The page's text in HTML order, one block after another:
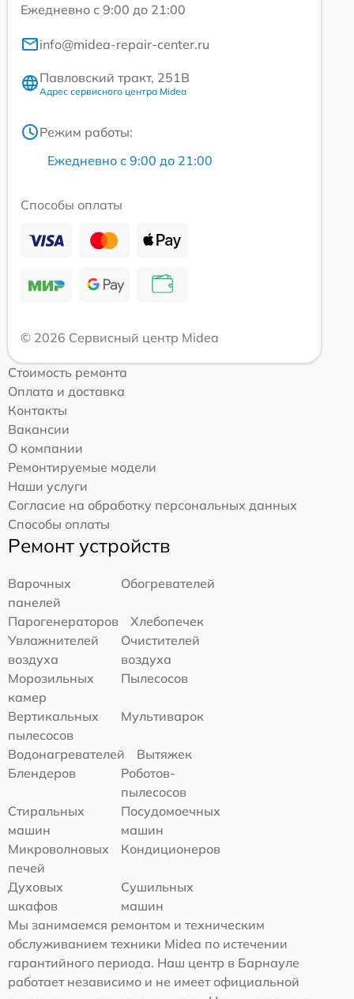
Ежедневно с 9:00 до 21:00
info@midea-repair-center.ru
Павловский тракт, 251В
Адрес сервисного центра Midea
Режим работы:
Ежедневно с 9:00 до 21:00
Способы оплаты
© 2026 Сервисный центр Midea
Стоимость ремонта
Оплата и доставка
Контакты
Вакансии
О компании
Ремонтируемые модели
Наши услуги
Согласие на обработку персональных данных
Способы оплаты
Ремонт устройств
Варочных
панелей
Обогревателей
Парогенераторов
Хлебопечек
Увлажнителей
воздуха
Очистителей
воздуха
Морозильных
камер
Пылесосов
Вертикальных
пылесосов
Мультиварок
Водонагревателей
Вытяжек
Блендеров
Роботов-
пылесосов
Стиральных
машин
Посудомоечных
машин
Микроволновых
печей
Кондиционеров
Духовых
шкафов
Сушильных
машин
Мы занимаемся ремонтом и техническим
обслуживанием техники Midea по истечении
гарантийного периода. Наш центр в Барнауле
работает независимо и не имеет официальной